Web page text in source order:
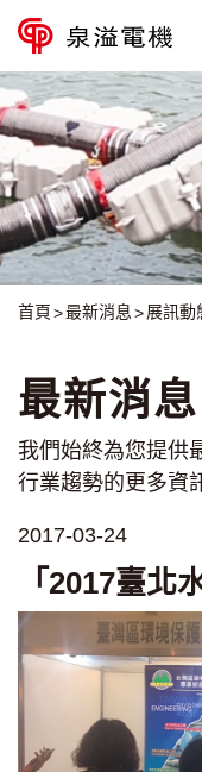
首頁 最新消息 展訊動
最新消息
我們始終為您提供
行業趨勢的更多資
2017-03-24
「2017臺北